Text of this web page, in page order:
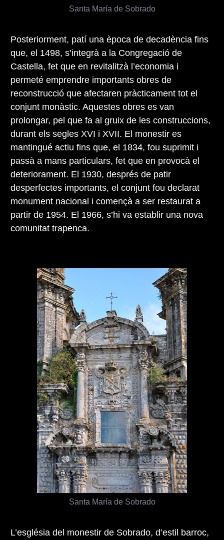
Santa María de Sobrado
Posteriorment, patí una època de decadència fins
que, el 1498, s’integrà a la Congregació de
Castella, fet que en revitalitzà l’economia i
permeté emprendre importants obres de
reconstrucció que afectaren pràcticament tot el
conjunt monàstic. Aquestes obres es van
prolongar, pel que fa al gruix de les construccions,
durant els segles XVI i XVII. El monestir es
mantingué actiu fins que, el 1834, fou suprimit i
passà a mans particulars, fet que en provocà el
deteriorament. El 1930, després de patir
desperfectes importants, el conjunt fou declarat
monument nacional i començà a ser restaurat a
partir de 1954. El 1966, s’hi va establir una nova
comunitat trapenca.
L’església del monestir de Sobrado, d’estil barroc,
Santa María de Sobrado